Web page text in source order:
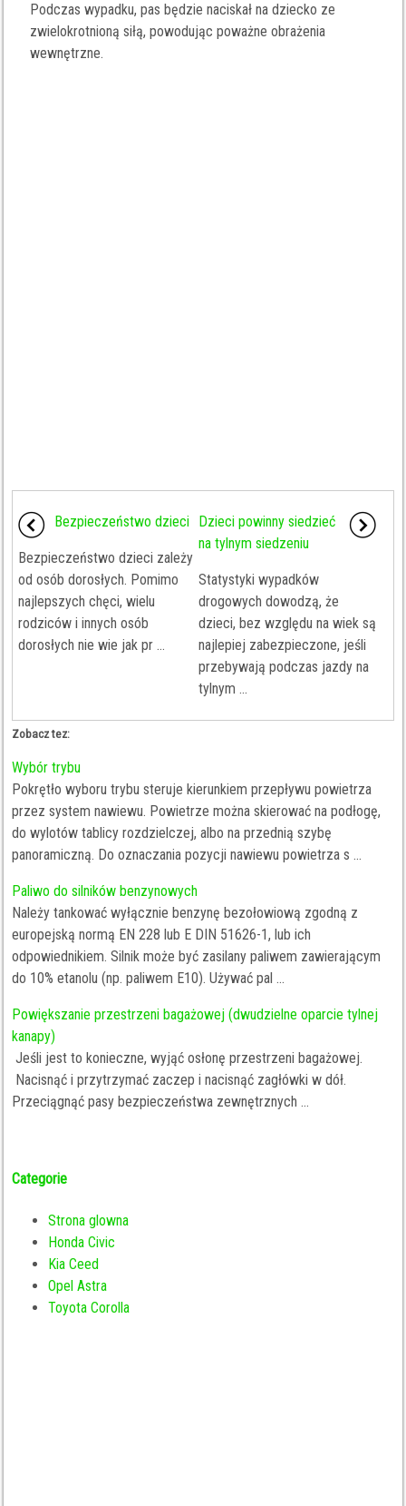
Podczas wypadku, pas będzie naciskał na dziecko ze
zwielokrotnioną siłą, powodując poważne obrażenia
wewnętrzne.
Bezpieczeństwo dzieci
Bezpieczeństwo dzieci zależy
od osób dorosłych. Pomimo
najlepszych chęci, wielu
rodziców i innych osób
dorosłych nie wie jak pr ...
Dzieci powinny siedzieć
na tylnym siedzeniu
Statystyki wypadków
drogowych dowodzą, że
dzieci, bez względu na wiek są
najlepiej zabezpieczone, jeśli
przebywają podczas jazdy na
tylnym ...
Zobacz tez:
Wybór trybu
Pokrętło wyboru trybu steruje kierunkiem przepływu powietrza
przez system nawiewu. Powietrze można skierować na podłogę,
do wylotów tablicy rozdzielczej, albo na przednią szybę
panoramiczną. Do oznaczania pozycji nawiewu powietrza s ...
Paliwo do silników benzynowych
Należy tankować wyłącznie benzynę bezołowiową zgodną z
europejską normą EN 228 lub E DIN 51626-1, lub ich
odpowiednikiem. Silnik może być zasilany paliwem zawierającym
do 10% etanolu (np. paliwem E10). Używać pal ...
Powiększanie przestrzeni bagażowej (dwudzielne oparcie tylnej
kanapy)
Jeśli jest to konieczne, wyjąć osłonę przestrzeni bagażowej.
Nacisnąć i przytrzymać zaczep i nacisnąć zagłówki w dół.
Przeciągnąć pasy bezpieczeństwa zewnętrznych ...
Categorie
Strona glowna
Honda Civic
Kia Ceed
Opel Astra
Toyota Corolla